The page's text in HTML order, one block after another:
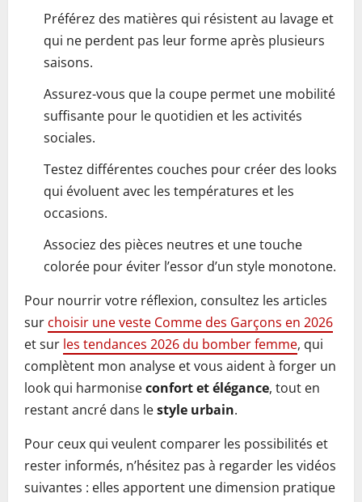
Préférez des matières qui résistent au lavage et
qui ne perdent pas leur forme après plusieurs
saisons.
Assurez-vous que la coupe permet une mobilité
suffisante pour le quotidien et les activités
sociales.
Testez différentes couches pour créer des looks
qui évoluent avec les températures et les
occasions.
Associez des pièces neutres et une touche
colorée pour éviter l’essor d’un style monotone.
Pour nourrir votre réflexion, consultez les articles
sur choisir une veste Comme des Garçons en 2026
et sur les tendances 2026 du bomber femme, qui
complètent mon analyse et vous aident à forger un
look qui harmoniseconfort et élégance, tout en
restant ancré dans lestyle urbain.
Pour ceux qui veulent comparer les possibilités et
rester informés, n’hésitez pas à regarder les vidéos
suivantes : elles apportent une dimension pratique